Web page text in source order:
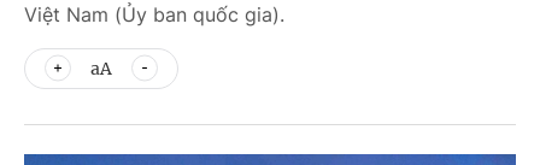
Việt Nam (Ủy ban quốc gia).
aA